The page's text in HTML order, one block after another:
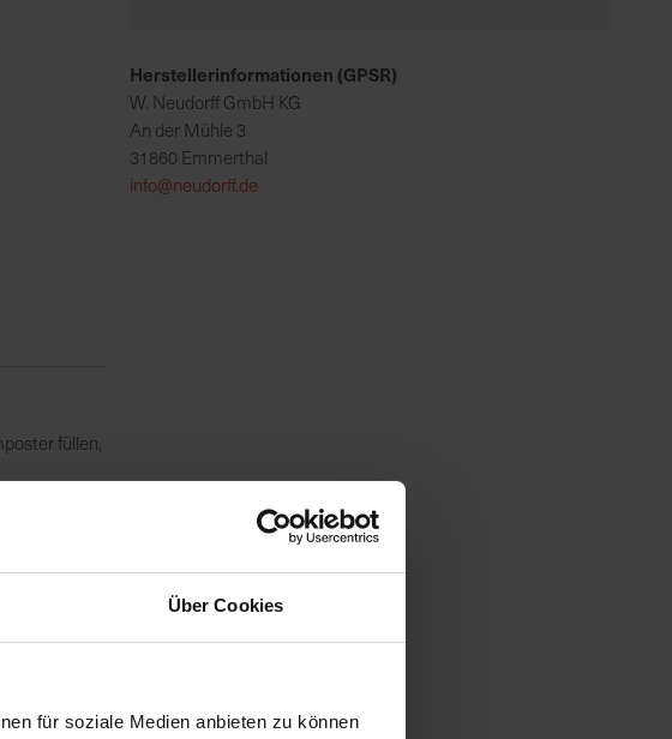
Über Cookies
für soziale Medien anbieten zu können
füllen,
Herstellerinformationen (GPSR)
W. Neudorff GmbH KG
An der Mühle 3
31860 Emmerthal
info@neudorff.de